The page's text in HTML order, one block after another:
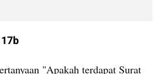
"Apakah terdapat Surat